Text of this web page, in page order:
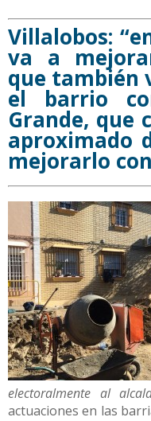
Villalobos:
va a
que también
el barrio
Grande, que
aproximado
mejorarlo
electoralmente al
actuaciones en las